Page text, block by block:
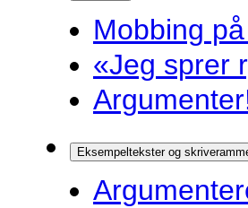
Mobbing
«Jeg sprer
Eksempeltekster og